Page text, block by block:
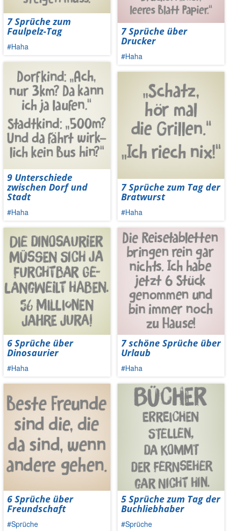
7 Sprüche zum
Faulpelz-Tag
#Haha
9 Unterschiede
zwischen Dorf und
Stadt
#Haha
6 Sprüche über
Dinosaurier
#Haha
6 Sprüche über
Freundschaft
#Sprüche
7 Sprüche über
Drucker
#Haha
7 Sprüche zum Tag der
Bratwurst
#Haha
7 schöne Sprüche über
Urlaub
#Haha
5 Sprüche zum Tag der
Buchliebhaber
#Sprüche